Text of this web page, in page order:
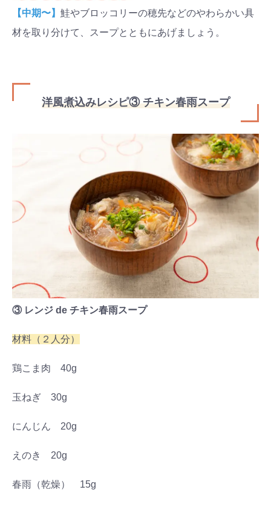
【中期〜】 鮭やブロッコリーの穂先などのやわらかい具
材を取り分けて、スープとともにあげましょう。
洋風煮込みレシピ③ チキン春雨スープ
③ レンジ de チキン春雨スープ
材料（２人分）
鶏こま肉 40g
玉ねぎ 30g
にんじん 20g
えのき 20g
春雨（乾燥） 15g